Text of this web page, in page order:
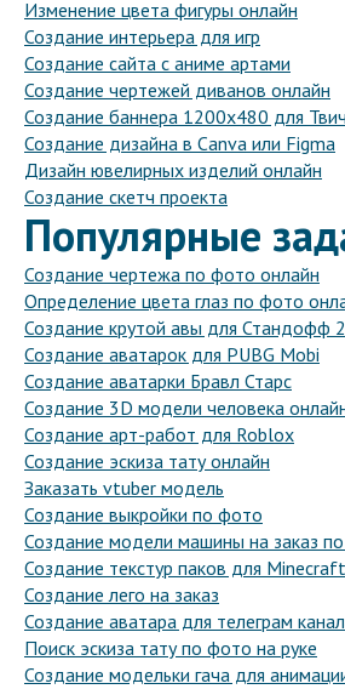
Изменение цвета фигуры онлайн
Создание интерьера для игр
Создание сайта с аниме артами
Создание чертежей диванов онлайн
Создание баннера 1200x480 для Твич
Создание дизайна в Canva или Figma
Дизайн ювелирных изделий онлайн
Создание скетч проекта
Популярные
Создание чертежа по фото онлайн
Определение цвета глаз по фото
Создание крутой авы для Стандофф 2
Создание аватарок для PUBG Mobi
Создание аватарки Бравл Старс
Создание 3D модели человека
Создание арт-работ для Roblox
Создание эскиза тату онлайн
Заказать vtuber модель
Создание выкройки по фото
Создание модели машины на заказ
Создание текстур паков для
Создание лего на заказ
Создание аватара для телеграм
Поиск эскиза тату по фото на руке
Создание модельки гача для